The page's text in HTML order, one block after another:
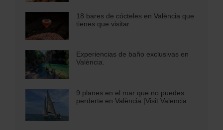
18 bares de cócteles en València que
tienes que visitar
Experiencias de baño exclusivas en
València.
9 planes en el mar que no puedes
perderte en València |Visit Valencia